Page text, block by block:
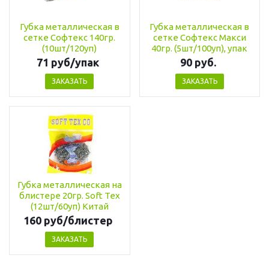
Губка металлическая в
сетке Софтекс 140гр.
(10шт/120уп)
71 руб/упак
ЗАКАЗАТЬ
Губка металлическая в
сетке Софтекс Макси
40гр. (5шт/100уп), упак
90 руб.
ЗАКАЗАТЬ
Губка металлическая на
блистере 20гр. Soft Tex
(12шт/60уп) Китай
160 руб/блистер
ЗАКАЗАТЬ